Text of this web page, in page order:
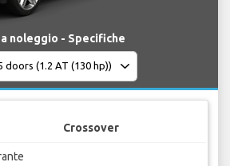
noleggio - Specifiche
Crossover